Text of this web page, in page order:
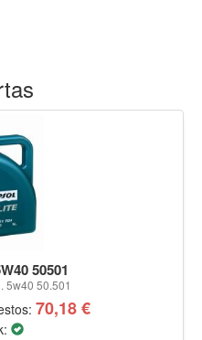
50501
5w40 50.501
70,18 €